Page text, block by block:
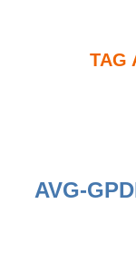
TAG
AVG-